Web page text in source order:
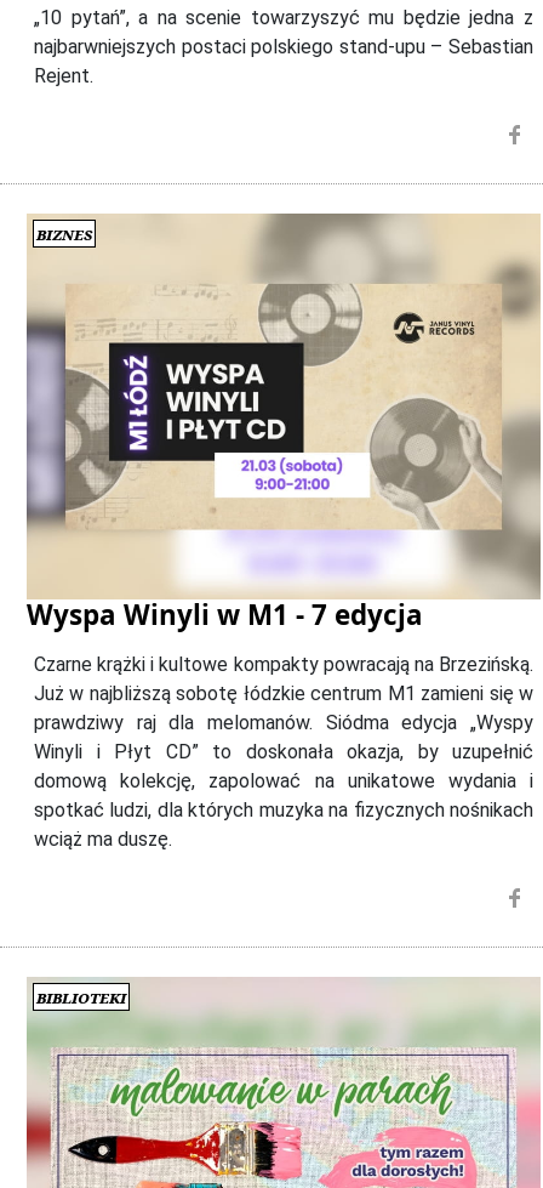
„10 pytań”, a na scenie towarzyszyć mu będzie jedna z
najbarwniejszych postaci polskiego stand-upu – Sebastian
Rejent.
Biznes
Wyspa Winyli w M1 - 7 edycja
Czarne krążki i kultowe kompakty powracają na Brzezińską.
Już w najbliższą sobotę łódzkie centrum M1 zamieni się w
prawdziwy raj dla melomanów. Siódma edycja „Wyspy
Winyli i Płyt CD” to doskonała okazja, by uzupełnić
domową kolekcję, zapolować na unikatowe wydania i
spotkać ludzi, dla których muzyka na fizycznych nośnikach
wciąż ma duszę.
Biblioteki